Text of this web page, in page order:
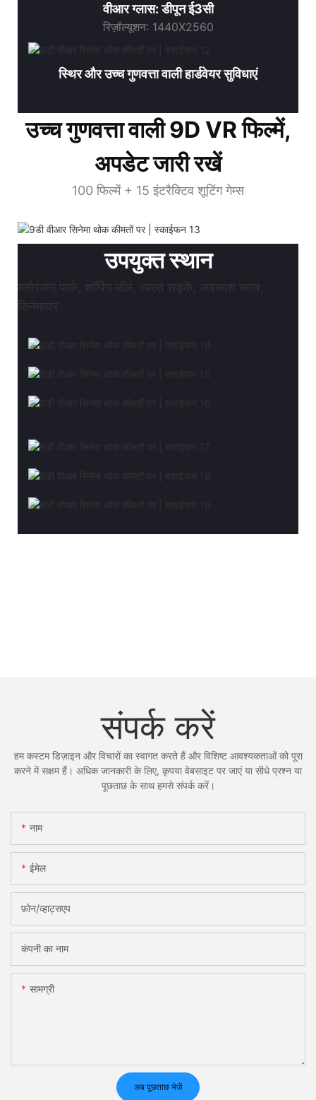
वीआर ग्लास: डीपून ई3सी
रिज़ॉल्यूशन: 1440X2560
स्थिर और उच्च गुणवत्ता वाली हार्डवेयर सुविधाएं
उच्च गुणवत्ता वाली 9D VR फिल्में,
अपडेट जारी रखें
100 फिल्में + 15 इंटरैक्टिव शूटिंग गेम्स
उपयुक्त स्थान
संपर्क करें
हम कस्टम डिज़ाइन और विचारों का स्वागत करते हैं और विशिष्ट आवश्यकताओं को पूरा
करने में सक्षम हैं। अधिक जानकारी के लिए, कृपया वेबसाइट पर जाएं या सीधे प्रश्न या
पूछताछ के साथ हमसे संपर्क करें।
नाम
ईमेल
फ़ोन/व्हाट्सएप
कंपनी का नाम
सामग्री
अब पूछताछ भेजें